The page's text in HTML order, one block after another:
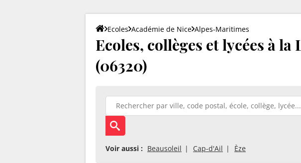
Ecoles Académie de Nice Alpes-Maritimes
Ecoles, collèges et lycées à la
(06320)
Voir aussi : Beausoleil Cap-d'Ail Èze